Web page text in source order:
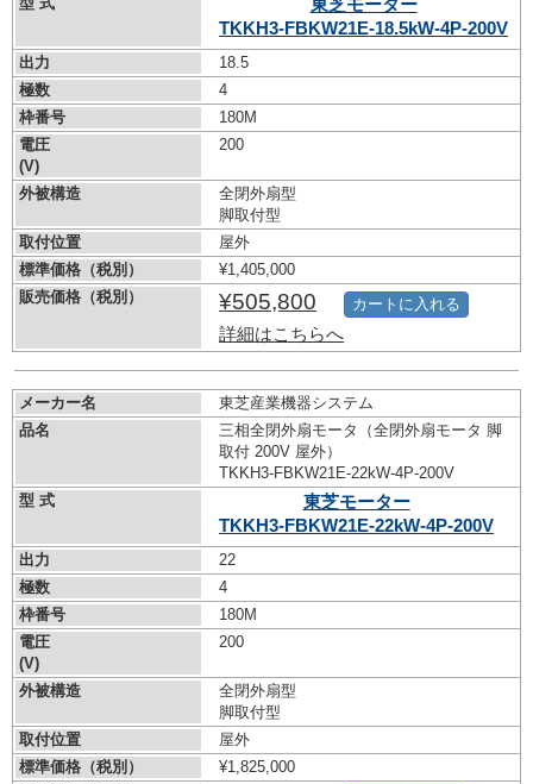
東芝モーター
TKKH3-FBKW21E-18.5kW-4P-200V
出力
18.5
極数
4
枠番号
180M
電圧
(V)
200
外被構造
全閉外扇型
脚取付型
取付位置
屋外
標準価格（税別）
¥1,405,000
販売価格（税別）
¥505,800
詳細はこちらへ
カートに入れる
メーカー名
東芝産業機器システム
品名
三相全閉外扇モータ（全閉外扇モータ 脚
取付 200V 屋外）
TKKH3-FBKW21E-22kW-4P-200V
型 式
東芝モーター
TKKH3-FBKW21E-22kW-4P-200V
出力
22
極数
4
枠番号
180M
電圧
(V)
200
外被構造
全閉外扇型
脚取付型
取付位置
屋外
標準価格（税別）
¥1,825,000